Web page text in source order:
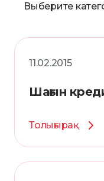
11.02.2015
Шағын
Толығырақ
Выберите